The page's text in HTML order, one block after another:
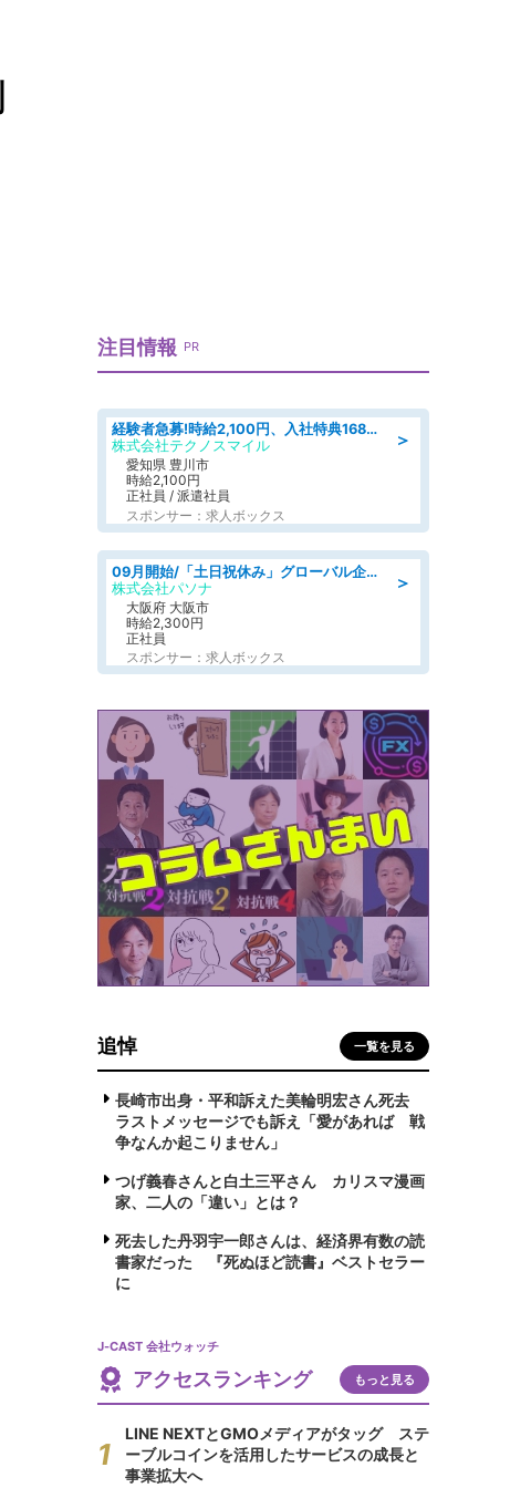
注目情報 PR
＞
経験者急募!時給2,100円、入社特典168万円の自動車製造業務/トヨタ自動車/tutumi
株式会社テクノスマイル
愛知県 豊川市
時給2,100円
正社員 / 派遣社員
スポンサー：求人ボックス
＞
09月開始/「土日祝休み」グローバル企業での産業保健のお仕事/保健師/高時給/残業なし/服装自由
株式会社パソナ
大阪府 大阪市
時給2,300円
正社員
スポンサー：求人ボックス
追悼 一覧を見る
長崎市出身・平和訴えた美輪明宏さん死去
ラストメッセージでも訴え「愛があれば 戦
争なんか起こりません」
つげ義春さんと白土三平さん カリスマ漫画
家、二人の「違い」とは？
死去した丹羽宇一郎さんは、経済界有数の読
書家だった 『死ぬほど読書』ベストセラー
に
J-CAST 会社ウォッチ
アクセスランキング もっと見る
LINE NEXTとGMOメディアがタッグ ステ
ーブルコインを活用したサービスの成長と
事業拡大へ